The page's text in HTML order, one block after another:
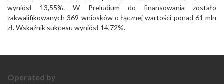
wyniósł 13,55%. W Preludium do finansowania zostało
zakwalifikowanych 369 wniosków o łącznej wartości ponad 61 mln
zł. Wskaźnik sukcesu wyniósł 14,72%.
Operated by